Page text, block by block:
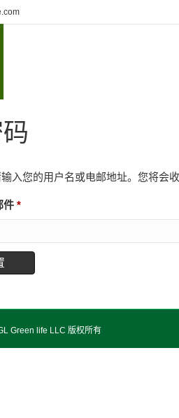
入您的用户名或电邮地址。您将会
件*必
Green life LLC 版权所有